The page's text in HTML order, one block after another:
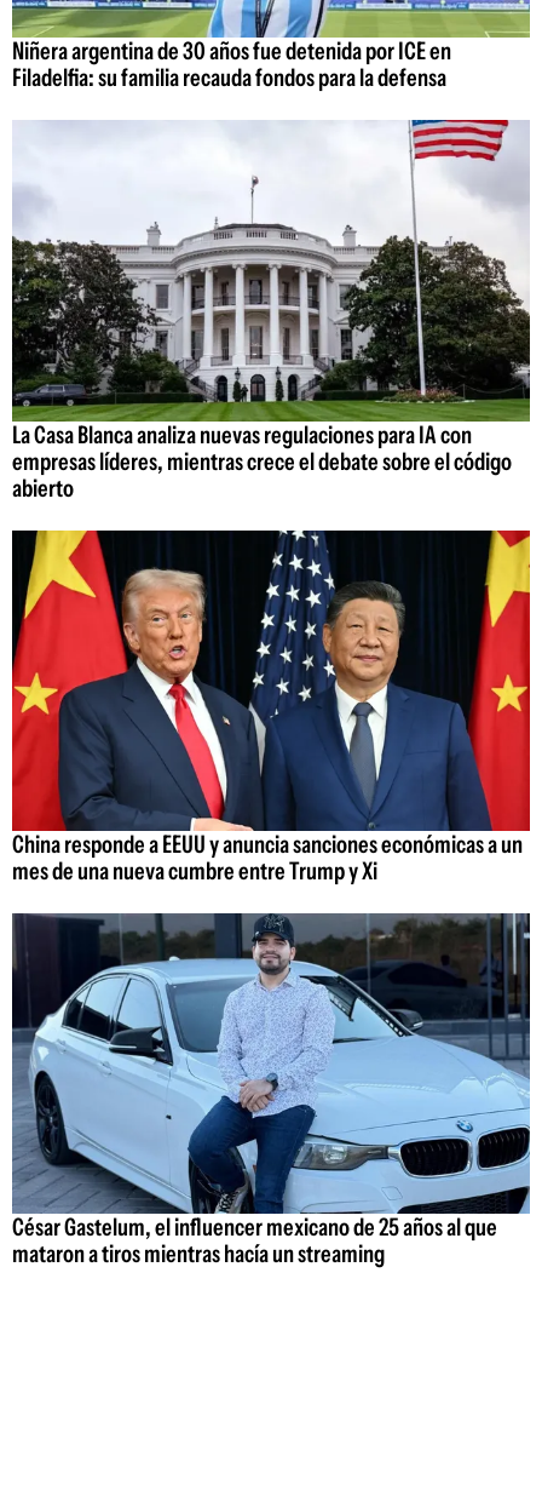
Niñera argentina de 30 años fue detenida por ICE en
Filadelfia: su familia recauda fondos para la defensa
La Casa Blanca analiza nuevas regulaciones para IA con
empresas líderes, mientras crece el debate sobre el código
abierto
China responde a EEUU y anuncia sanciones económicas a un
mes de una nueva cumbre entre Trump y Xi
César Gastelum, el influencer mexicano de 25 años al que
mataron a tiros mientras hacía un streaming